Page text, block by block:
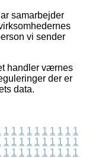
samarbejder
vi sender
handler værnes
der er
data.
1 1 1 1 1 1 1 1 1 1
1 1 1 1 1 1 1 1 1 1
1 1 1 1 1 1 1 1 1 1